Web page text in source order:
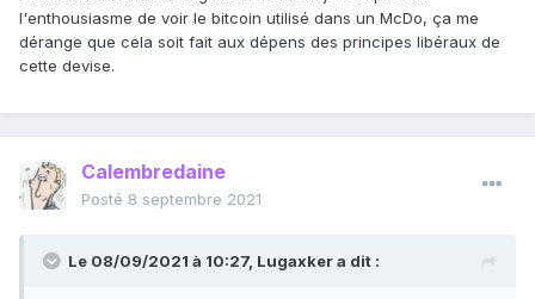
l'enthousiasme de voir le bitcoin utilisé dans un McDo, ça me
dérange que cela soit fait aux dépens des principes libéraux de
cette devise.
Calembredaine
Posté 8 septembre 2021
Le 08/09/2021 à 10:27, Lugaxkera dit :